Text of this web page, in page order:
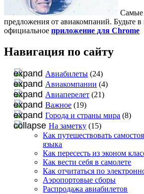
Самые
предложения от авиакомпаний. Будьте в
официальное приложение для Chrome
Навигация по сайту
Авиабилеты (24)
Авиакомпании (4)
Авиаперелет (21)
Важное (19)
Города и страны мира (8)
На заметку (15)
Как путешествовать
языка
Как пересесть из эконом
Как вести себя в самолете
Как отчитаться по
Аэропортовые сборы
Распродажа авиабилетов